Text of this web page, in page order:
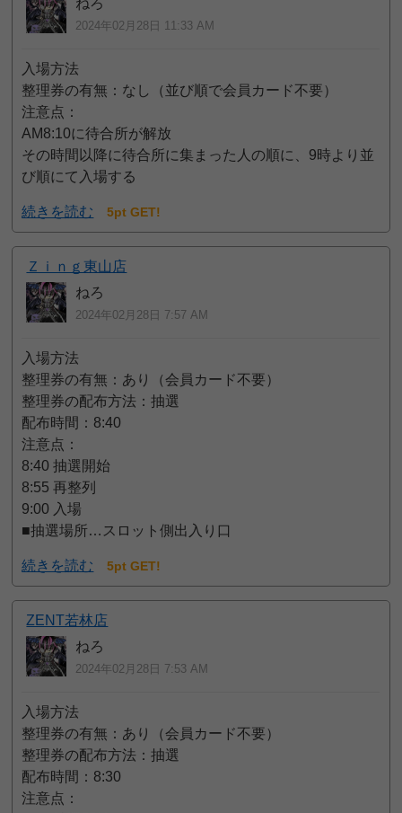
ねろ
2024年02月28日 11:33 AM
入場方法
整理券の有無：なし（並び順で会員カード不要）
注意点：
AM8:10に待合所が解放
その時間以降に待合所に集まった人の順に、9時より並
び順にて入場する
続きを読む 5pt GET!
Ｚｉｎｇ東山店
ねろ
2024年02月28日 7:57 AM
入場方法
整理券の有無：あり（会員カード不要）
整理券の配布方法：抽選
配布時間：8:40
注意点：
8:40 抽選開始
8:55 再整列
9:00 入場
■抽選場所…スロット側出入り口
続きを読む 5pt GET!
ZENT若林店
ねろ
2024年02月28日 7:53 AM
入場方法
整理券の有無：あり（会員カード不要）
整理券の配布方法：抽選
配布時間：8:30
注意点：